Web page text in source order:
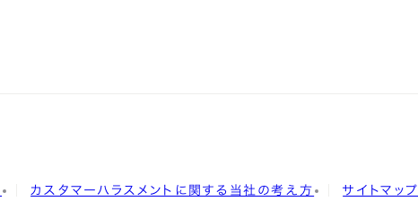
カスタマーハラスメントに関する当社の考え方 サイトマップ